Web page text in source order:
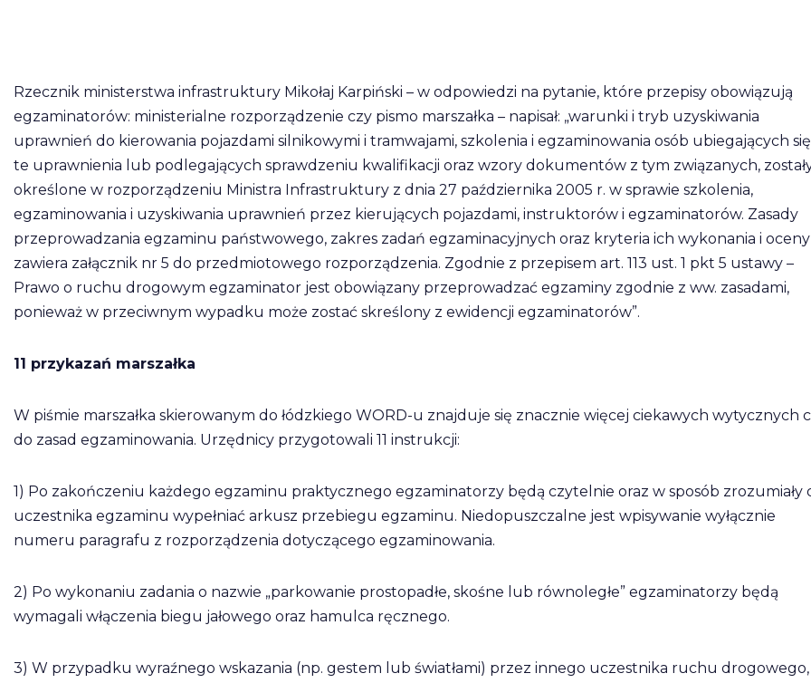
Rzecznik ministerstwa infrastruktury Mikołaj Karpiński – w odpowiedzi na pytanie, które przepisy obowiązują
egzaminatorów: ministerialne rozporządzenie czy pismo marszałka – napisał: „warunki i tryb uzyskiwania
uprawnień do kierowania pojazdami silnikowymi i tramwajami, szkolenia i egzaminowania osób ubiegających
te uprawnienia lub podlegających sprawdzeniu kwalifikacji oraz wzory dokumentów z tym związanych,
określone w rozporządzeniu Ministra Infrastruktury z dnia 27 października 2005 r. w sprawie szkolenia,
egzaminowania i uzyskiwania uprawnień przez kierujących pojazdami, instruktorów i egzaminatorów. Zasady
przeprowadzania egzaminu państwowego, zakres zadań egzaminacyjnych oraz kryteria ich wykonania i oceny
zawiera załącznik nr 5 do przedmiotowego rozporządzenia. Zgodnie z przepisem art. 113 ust. 1 pkt 5 ustawy –
Prawo o ruchu drogowym egzaminator jest obowiązany przeprowadzać egzaminy zgodnie z ww. zasadami,
ponieważ w przeciwnym wypadku może zostać skreślony z ewidencji egzaminatorów”.
11 przykazań marszałka
W piśmie marszałka skierowanym do łódzkiego WORD-u znajduje się znacznie więcej ciekawych wytycznych
do zasad egzaminowania. Urzędnicy przygotowali 11 instrukcji:
1) Po zakończeniu każdego egzaminu praktycznego egzaminatorzy będą czytelnie oraz w sposób zrozumiały
uczestnika egzaminu wypełniać arkusz przebiegu egzaminu. Niedopuszczalne jest wpisywanie wyłącznie
numeru paragrafu z rozporządzenia dotyczącego egzaminowania.
2) Po wykonaniu zadania o nazwie „parkowanie prostopadłe, skośne lub równoległe” egzaminatorzy będą
wymagali włączenia biegu jałowego oraz hamulca ręcznego.
3) W przypadku wyraźnego wskazania (np. gestem lub światłami) przez innego uczestnika ruchu drogowego,